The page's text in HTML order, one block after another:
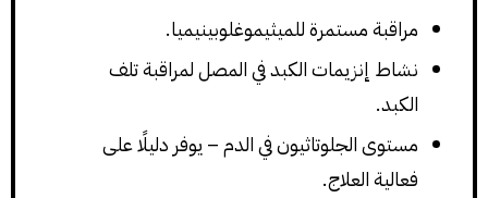
مراقبة مستمرة للميثيموغلوبينيميا.
نشاط إنزيمات الكبد في المصل لمراقبة تلف
الكبد.
مستوى الجلوتاثيون في الدم – يوفر دليلًا على
فعالية العلاج.